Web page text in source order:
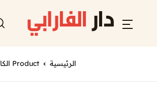
الرئيسية Product الكاتب